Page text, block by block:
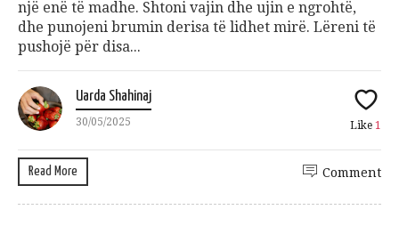
një enë të madhe. Shtoni vajin dhe ujin e ngrohtë,
dhe punojeni brumin derisa të lidhet mirë. Lëreni të
pushojë për disa...
Uarda Shahinaj
30/05/2025 Like 1
Read More Comment